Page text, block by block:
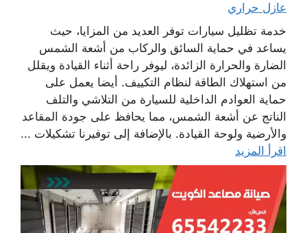
عازل حراري
خدمة تظليل سيارات توفر العديد من المزايا، حيث
يساعد في حماية السائق والركاب من أشعة الشمس
الضارة والحرارة الزائدة، ليوفر راحة أثناء القيادة ويقلل
من استهلاك الطاقة لنظام التكييف. أيضا يعمل على
حماية العوادم الداخلية للسيارة من التلاشي والتلف
الناتج عن أشعة الشمس، مما يحافظ على جودة المقاعد
والأرضية ولوحة القيادة. بالإضافة إلى توفيرنا تشكيلات ...
اقرأ المزيد